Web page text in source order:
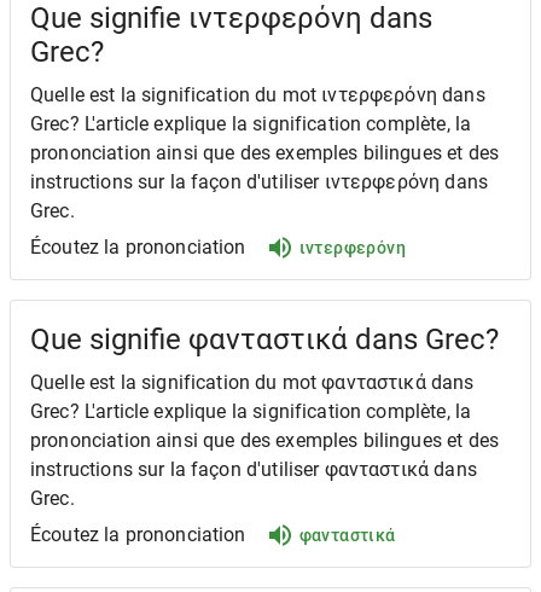
Que signifie ιντερφερόνη dans
Grec?
Quelle est la signification du mot ιντερφερόνη dans
Grec? L'article explique la signification complète, la
prononciation ainsi que des exemples bilingues et des
instructions sur la façon d'utiliser ιντερφερόνη dans
Grec.
Écoutez la prononciation
ιντερφερόνη
Que signifie φανταστικά dans Grec?
Quelle est la signification du mot φανταστικά dans
Grec? L'article explique la signification complète, la
prononciation ainsi que des exemples bilingues et des
instructions sur la façon d'utiliser φανταστικά dans
Grec.
Écoutez la prononciation
φανταστικά